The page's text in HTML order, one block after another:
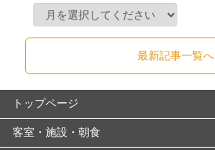
最新記事一覧へ
トップページ
客室・施設・朝食